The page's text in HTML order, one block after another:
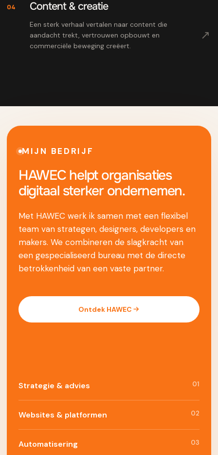
04 Content & creatie
Een sterk verhaal vertalen naar content die
aandacht trekt, vertrouwen opbouwt en
commerciële beweging creëert.
↗
MIJN BEDRIJF
HAWEC helpt organisaties
digitaal sterker ondernemen.
Met HAWEC werk ik samen met een flexibel
team van strategen, designers, developers en
makers. We combineren de slagkracht van
een gespecialiseerd bureau met de directe
betrokkenheid van een vaste partner.
Ontdek HAWEC
Strategie & advies 01
Websites & platformen 02
Automatisering 03